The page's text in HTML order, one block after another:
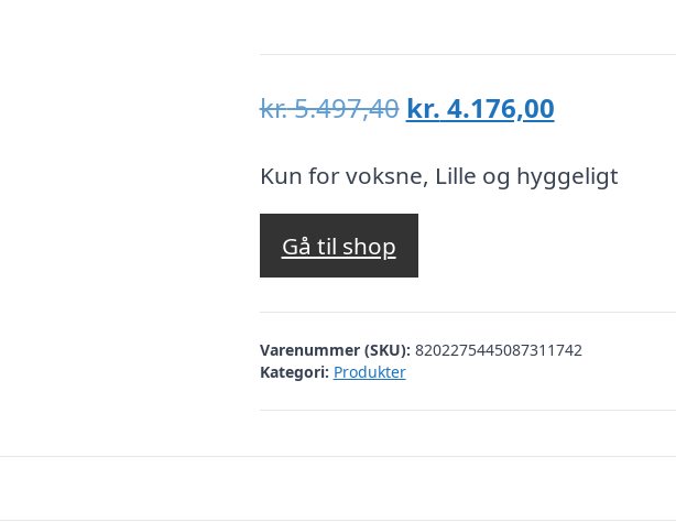
kr.5.497,40 Den
pris
var:
kr. 4.176,00Den
pris
Kun for voksne, Lille og hyggeligt
Gå til shop
Varenummer (SKU): 8202275445087311742
Kategori: Produkter